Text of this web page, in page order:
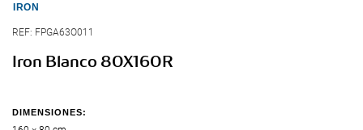
IRON
REF: FPGA63O011
Iron Blanco 80X160R
DIMENSIONES: